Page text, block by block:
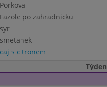
Porkova
Fazole po zahradnicku
syr
smetanek
caj s citronem